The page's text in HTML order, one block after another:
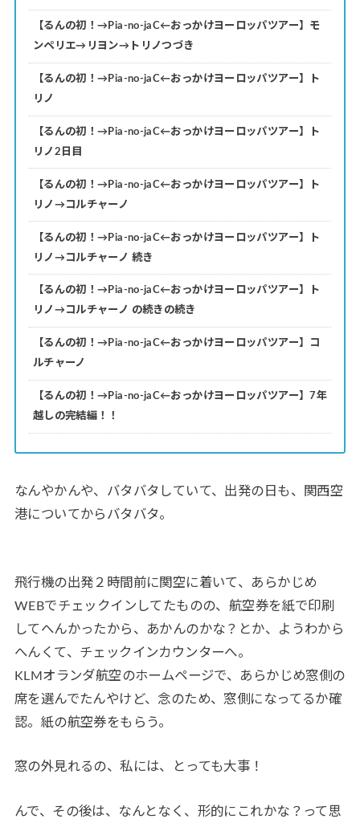
【るんの初！→Pia-no-jaC←おっかけヨーロッパツアー】モ
ンペリエ→リヨン→トリノつづき
【るんの初！→Pia-no-jaC←おっかけヨーロッパツアー】ト
リノ
【るんの初！→Pia-no-jaC←おっかけヨーロッパツアー】ト
リノ2日目
【るんの初！→Pia-no-jaC←おっかけヨーロッパツアー】ト
リノ→コルチャーノ
【るんの初！→Pia-no-jaC←おっかけヨーロッパツアー】ト
リノ→コルチャーノ 続き
【るんの初！→Pia-no-jaC←おっかけヨーロッパツアー】ト
リノ→コルチャーノ の続きの続き
【るんの初！→Pia-no-jaC←おっかけヨーロッパツアー】コ
ルチャーノ
【るんの初！→Pia-no-jaC←おっかけヨーロッパツアー】7年
越しの完結編！！
なんやかんや、バタバタしていて、出発の日も、関西空
港についてからバタバタ。
飛行機の出発２時間前に関空に着いて、あらかじめ
WEBでチェックインしてたものの、航空券を紙で印刷
してへんかったから、あかんのかな？とか、ようわから
へんくて、チェックインカウンターへ。
KLMオランダ航空のホームページで、あらかじめ窓側の
席を選んでたんやけど、念のため、窓側になってるか確
認。紙の航空券をもらう。
窓の外見れるの、私には、とっても大事！
んで、その後は、なんとなく、形的にこれかな？って思